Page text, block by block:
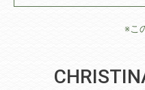
※こ